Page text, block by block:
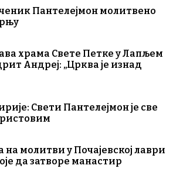
Пантелејмон молитвено
храма Свете Петке у Лапљем
Андреј: „Црква је изнад
Свети Пантелејмон је све
молитви у Почајевској лаври
да затворе манастир